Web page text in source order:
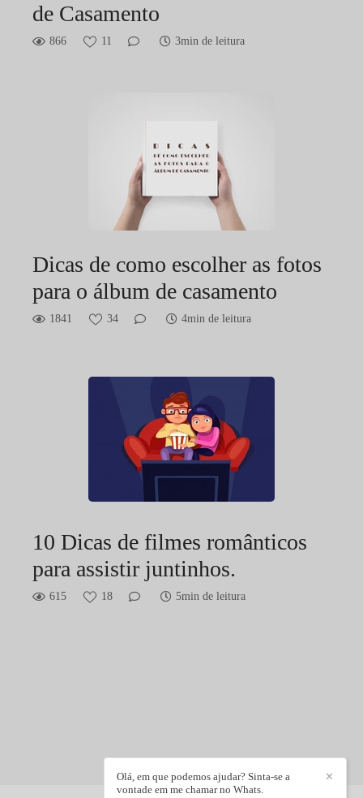
de Casamento
866 11 3min de leitura
Dicas de como escolher as fotos
para o álbum de casamento
1841 34 4min de leitura
10 Dicas de filmes românticos
para assistir juntinhos.
615 18 5min de leitura
✕
Olá, em que podemos ajudar? Sinta-se a
vontade em me chamar no Whats.